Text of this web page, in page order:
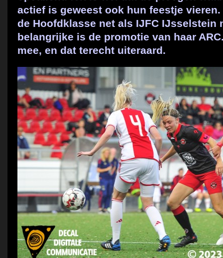
actief is geweest ook hun feestje
de Hoofdklasse net als IJFC IJsselstein
belangrijke is de promotie van haar
mee, en dat terecht uiteraard.